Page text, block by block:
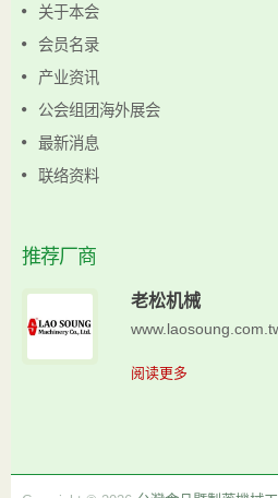
关于本会
会员名录
产业资讯
公会组团海外展会
最新消息
联络资料
推荐厂商
老松机械
阅读更多